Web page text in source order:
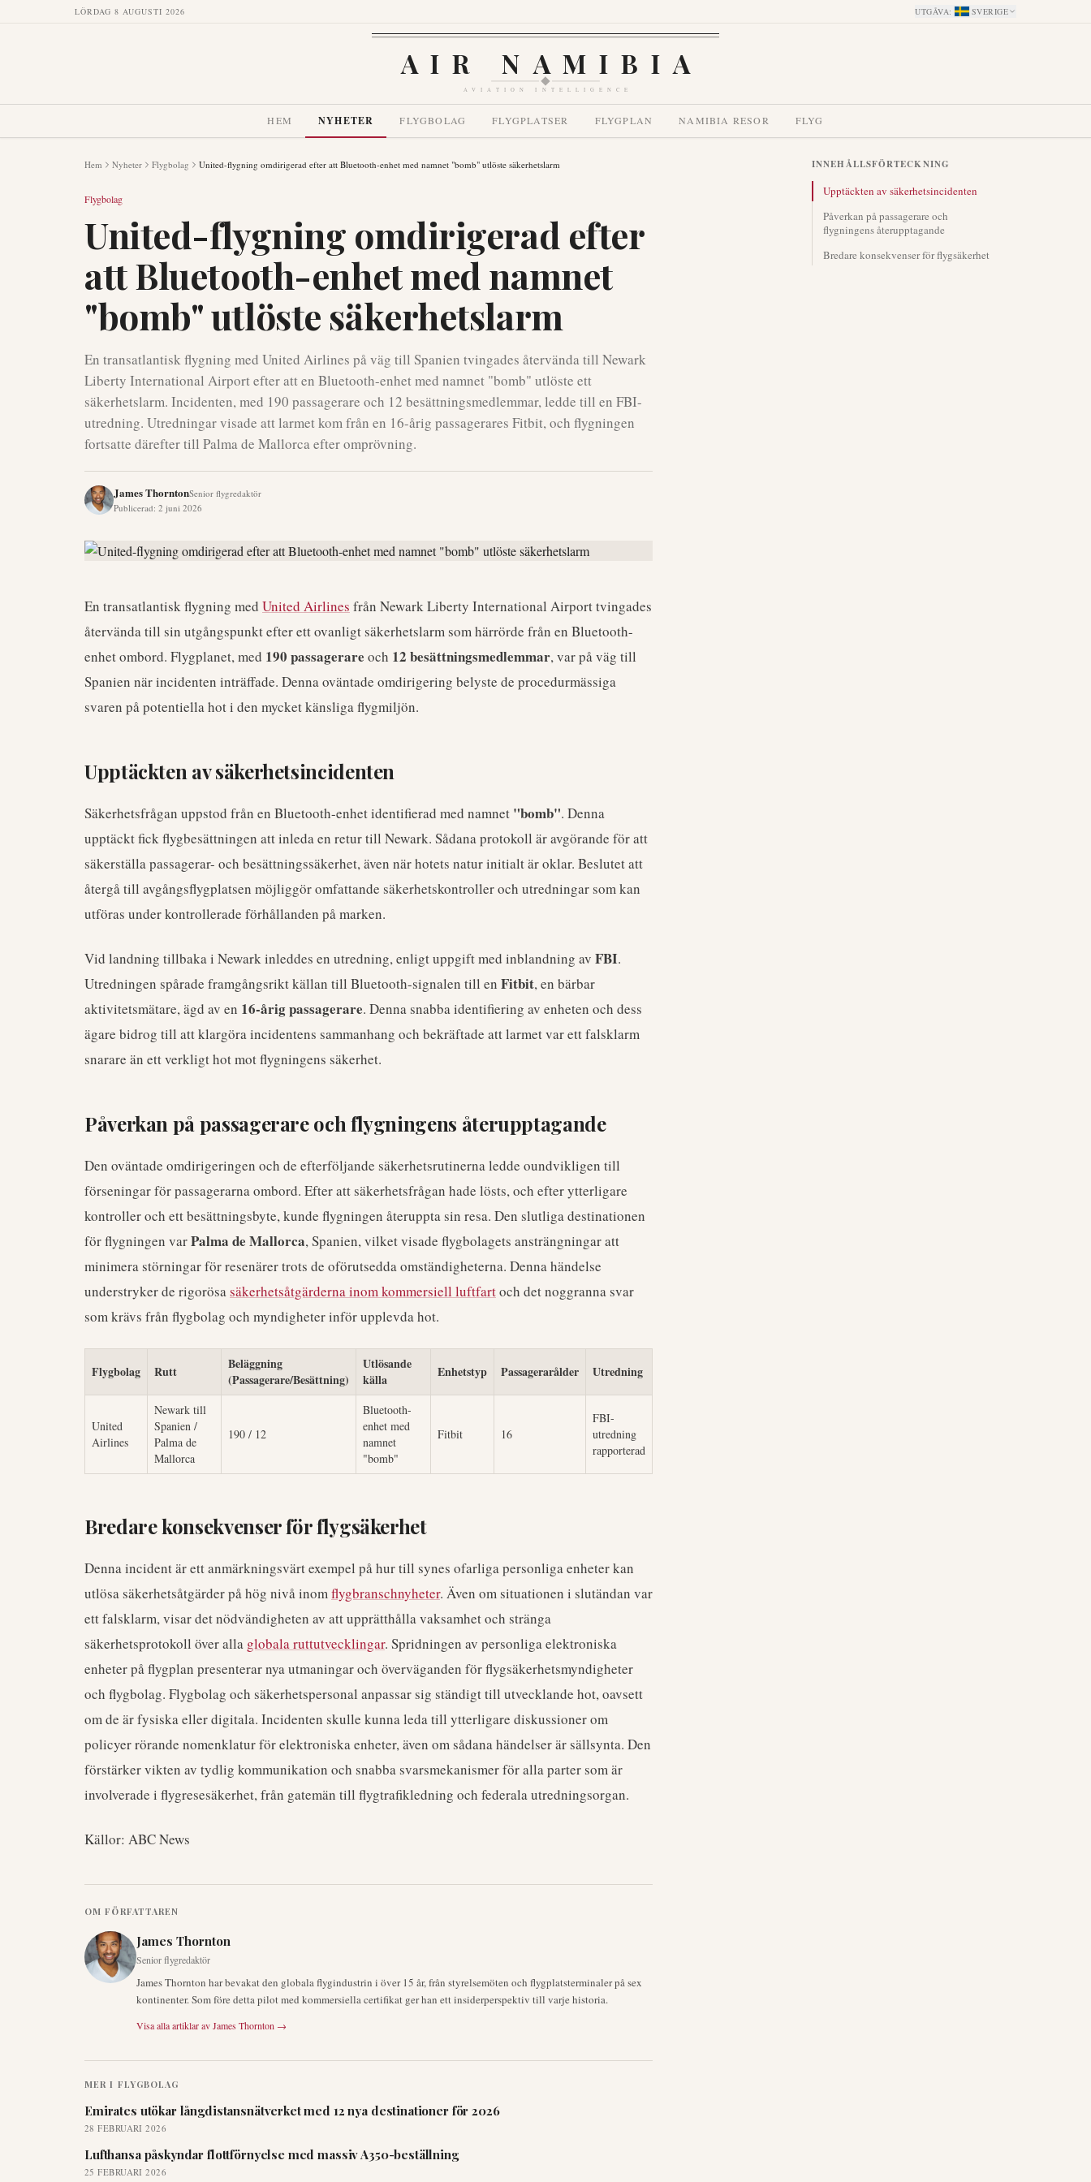
LÖRDAG 8 AUGUSTI 2026 UTGÅVA: SVERIGE
AIR NAMIBIA
AVIATION INTELLIGENCE
HEM NYHETER FLYGBOLAG FLYGPLATSER FLYGPLAN NAMIBIA RESOR FLYG
Hem Nyheter Flygbolag United-flygning omdirigerad efter att Bluetooth-enhet med namnet "bomb" utlöste säkerhetslarm
Flygbolag
United-flygning omdirigerad efter
att Bluetooth-enhet med namnet
"bomb" utlöste säkerhetslarm
En transatlantisk flygning med United Airlines på väg till Spanien tvingades återvända till Newark
Liberty International Airport efter att en Bluetooth-enhet med namnet "bomb" utlöste ett
säkerhetslarm. Incidenten, med 190 passagerare och 12 besättningsmedlemmar, ledde till en FBI-
utredning. Utredningar visade att larmet kom från en 16-årig passagerares Fitbit, och flygningen
fortsatte därefter till Palma de Mallorca efter omprövning.
James ThorntonSenior flygredaktör
Publicerad: 2 juni 2026
En transatlantisk flygning med United Airlines från Newark Liberty International Airport tvingades
återvända till sin utgångspunkt efter ett ovanligt säkerhetslarm som härrörde från en Bluetooth-
enhet ombord. Flygplanet, med 190 passagerare och 12 besättningsmedlemmar, var på väg till
Spanien när incidenten inträffade. Denna oväntade omdirigering belyste de procedurmässiga
svaren på potentiella hot i den mycket känsliga flygmiljön.
Upptäckten av säkerhetsincidenten
Säkerhetsfrågan uppstod från en Bluetooth-enhet identifierad med namnet "bomb". Denna
upptäckt fick flygbesättningen att inleda en retur till Newark. Sådana protokoll är avgörande för att
säkerställa passagerar- och besättningssäkerhet, även när hotets natur initialt är oklar. Beslutet att
återgå till avgångsflygplatsen möjliggör omfattande säkerhetskontroller och utredningar som kan
utföras under kontrollerade förhållanden på marken.
Vid landning tillbaka i Newark inleddes en utredning, enligt uppgift med inblandning av FBI.
Utredningen spårade framgångsrikt källan till Bluetooth-signalen till en Fitbit, en bärbar
aktivitetsmätare, ägd av en 16-årig passagerare. Denna snabba identifiering av enheten och dess
ägare bidrog till att klargöra incidentens sammanhang och bekräftade att larmet var ett falsklarm
snarare än ett verkligt hot mot flygningens säkerhet.
Påverkan på passagerare och flygningens återupptagande
Den oväntade omdirigeringen och de efterföljande säkerhetsrutinerna ledde oundvikligen till
förseningar för passagerarna ombord. Efter att säkerhetsfrågan hade lösts, och efter ytterligare
kontroller och ett besättningsbyte, kunde flygningen återuppta sin resa. Den slutliga destinationen
för flygningen varPalma de Mallorca, Spanien, vilket visade flygbolagets ansträngningar att
minimera störningar för resenärer trots de oförutsedda omständigheterna. Denna händelse
understryker de rigorösasäkerhetsåtgärderna inom kommersiell luftfartoch det noggranna svar
som krävs från flygbolag och myndigheter inför upplevda hot.
Flygbolag Rutt
Beläggning
(Passagerare/Besättning)
Utlösande
källa
Enhetstyp Passagerarålder Utredning
United
Airlines
Newark till
Spanien /
Palma de
Mallorca
190 / 12
Bluetooth-
enhet med
namnet
"bomb"
Fitbit 16
FBI-
utredning
rapporterad
Bredare konsekvenser för flygsäkerhet
Denna incident är ett anmärkningsvärt exempel på hur till synes ofarliga personliga enheter kan
utlösa säkerhetsåtgärder på hög nivå inomflygbranschnyheter. Även om situationen i slutändan var
ett falsklarm, visar det nödvändigheten av att upprätthålla vaksamhet och stränga
säkerhetsprotokoll över alla globala ruttutvecklingar. Spridningen av personliga elektroniska
enheter på flygplan presenterar nya utmaningar och överväganden för flygsäkerhetsmyndigheter
och flygbolag. Flygbolag och säkerhetspersonal anpassar sig ständigt till utvecklande hot, oavsett
om de är fysiska eller digitala. Incidenten skulle kunna leda till ytterligare diskussioner om
policyer rörande nomenklatur för elektroniska enheter, även om sådana händelser är sällsynta. Den
förstärker vikten av tydlig kommunikation och snabba svarsmekanismer för alla parter som är
involverade i flygresesäkerhet, från gatemän till flygtrafikledning och federala utredningsorgan.
Källor: ABC News
OM FÖRFATTAREN
James Thornton
Senior flygredaktör
James Thornton har bevakat den globala flygindustrin i över 15 år, från styrelsemöten och flygplatsterminaler på sex
kontinenter. Som före detta pilot med kommersiella certifikat ger han ett insiderperspektiv till varje historia.
Visa alla artiklar avJames Thornton →
MER I FLYGBOLAG
Emirates utökar långdistansnätverket med 12 nya destinationer för 2026
28 FEBRUARI 2026
Lufthansa påskyndar flottförnyelse med massiv A350-beställning
25 FEBRUARI 2026
INNEHÅLLSFÖRTECKNING
Upptäckten av säkerhetsincidenten
Påverkan på passagerare och
flygningens återupptagande
Bredare konsekvenser för flygsäkerhet